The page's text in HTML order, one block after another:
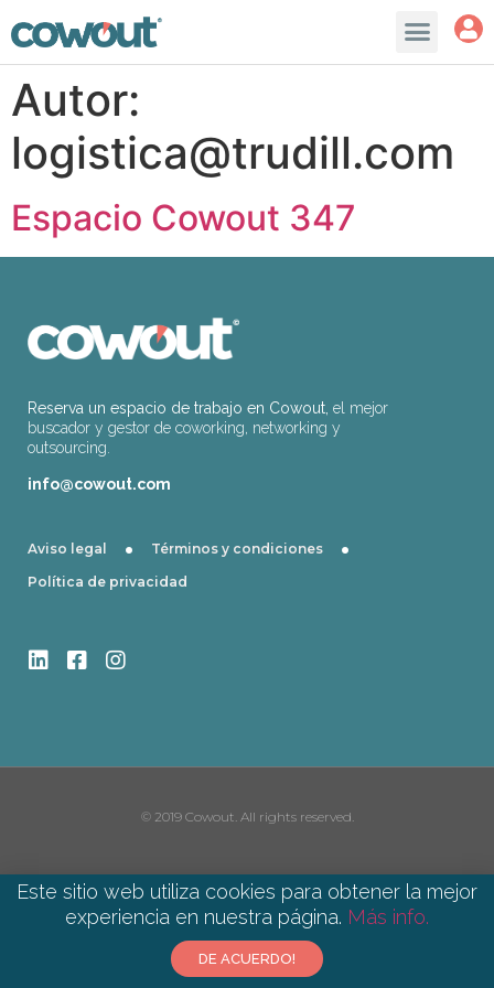
Autor:
logistica@trudill.com
Espacio Cowout 347
Reserva un espacio de trabajo en Cowout, el mejor
buscador y gestor de coworking, networking y
outsourcing.
info@cowout.com
Aviso legal · Términos y condiciones ·
Política de privacidad
© 2019 Cowout. All rights reserved.
Este sitio web utiliza cookies para obtener la mejor
experiencia en nuestra página. Más info.​
DE ACUERDO!